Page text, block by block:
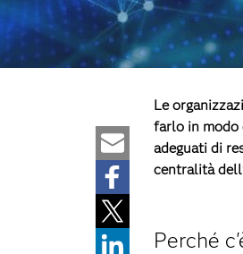
Le
farlo in modo
adeguati di
centralità
Perché